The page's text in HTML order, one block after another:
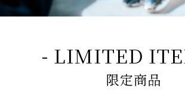
- LIMITED
限定商品